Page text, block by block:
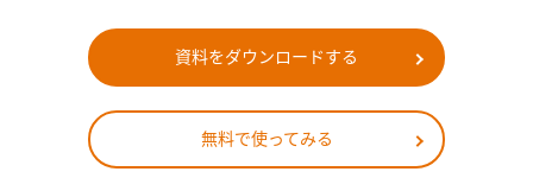
資料をダウンロードする
無料で使ってみる